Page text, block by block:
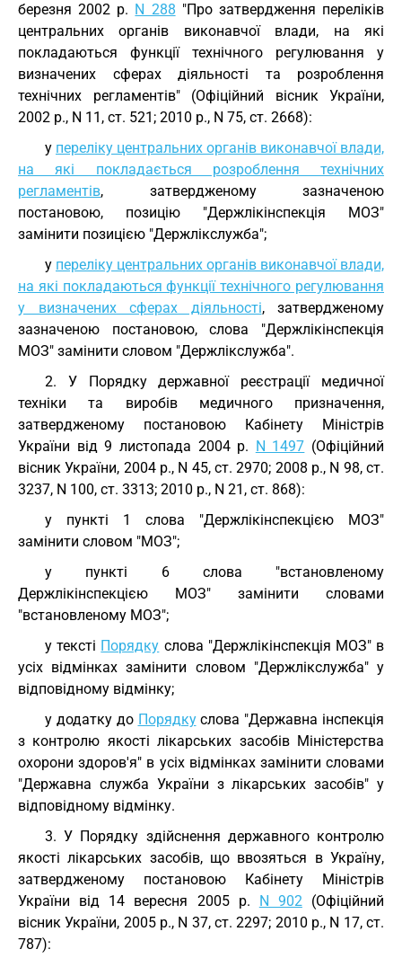
березня 2002 р. N 288 "Про затвердження переліків
центральних органів виконавчої влади, на які
покладаються функції технічного регулювання у
визначених сферах діяльності та розроблення
технічних регламентів" (Офіційний вісник України,
2002 р., N 11, ст. 521; 2010 р., N 75, ст. 2668):
у переліку центральних органів виконавчої влади,
на які покладається розроблення технічних
регламентів, затвердженому зазначеною
постановою, позицію "Держлікінспекція МОЗ"
замінити позицією "Держлікслужба";
у переліку центральних органів виконавчої влади,
на які покладаються функції технічного регулювання
у визначених сферах діяльності, затвердженому
зазначеною постановою, слова "Держлікінспекція
МОЗ" замінити словом "Держлікслужба".
2. У Порядку державної реєстрації медичної
техніки та виробів медичного призначення,
затвердженому постановою Кабінету Міністрів
України від 9 листопада 2004 р. N 1497 (Офіційний
вісник України, 2004 р., N 45, ст. 2970; 2008 р., N 98, ст.
3237, N 100, ст. 3313; 2010 р., N 21, ст. 868):
у пункті 1 слова "Держлікінспекцією МОЗ"
замінити словом "МОЗ";
у пункті 6 слова "встановленому
Держлікінспекцією МОЗ" замінити словами
"встановленому МОЗ";
у тексті Порядку слова "Держлікінспекція МОЗ" в
усіх відмінках замінити словом "Держлікслужба" у
відповідному відмінку;
у додатку до Порядкуслова "Державна інспекція
з контролю якості лікарських засобів Міністерства
охорони здоров'я" в усіх відмінках замінити словами
"Державна служба України з лікарських засобів" у
відповідному відмінку.
3. У Порядку здійснення державного контролю
якості лікарських засобів, що ввозяться в Україну,
затвердженому постановою Кабінету Міністрів
України від 14 вересня 2005 р. N 902(Офіційний
вісник України, 2005 р., N 37, ст. 2297; 2010 р., N 17, ст.
787):